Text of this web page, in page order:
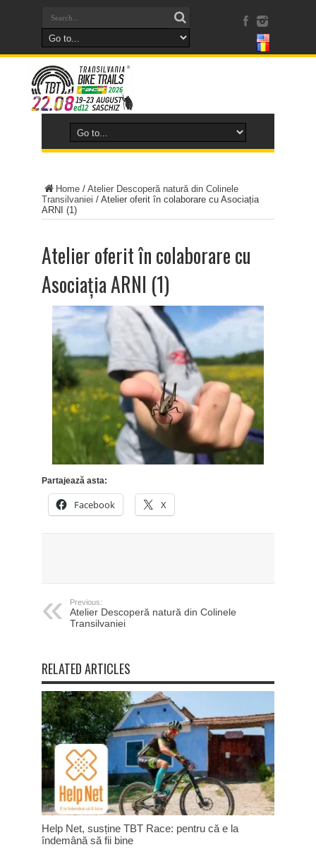
Home / Atelier Descoperă natură din Colinele
Transilvaniei / Atelier oferit în colaborare cu Asociația
ARNI (1)
Atelier oferit în colaborare cu
Asociația ARNI (1)
Partajează asta:
Facebook X
Previous:
Atelier Descoperă natură din Colinele
Transilvaniei
RELATED ARTICLES
Help Net, susține TBT Race: pentru că e la
îndemână să fii bine